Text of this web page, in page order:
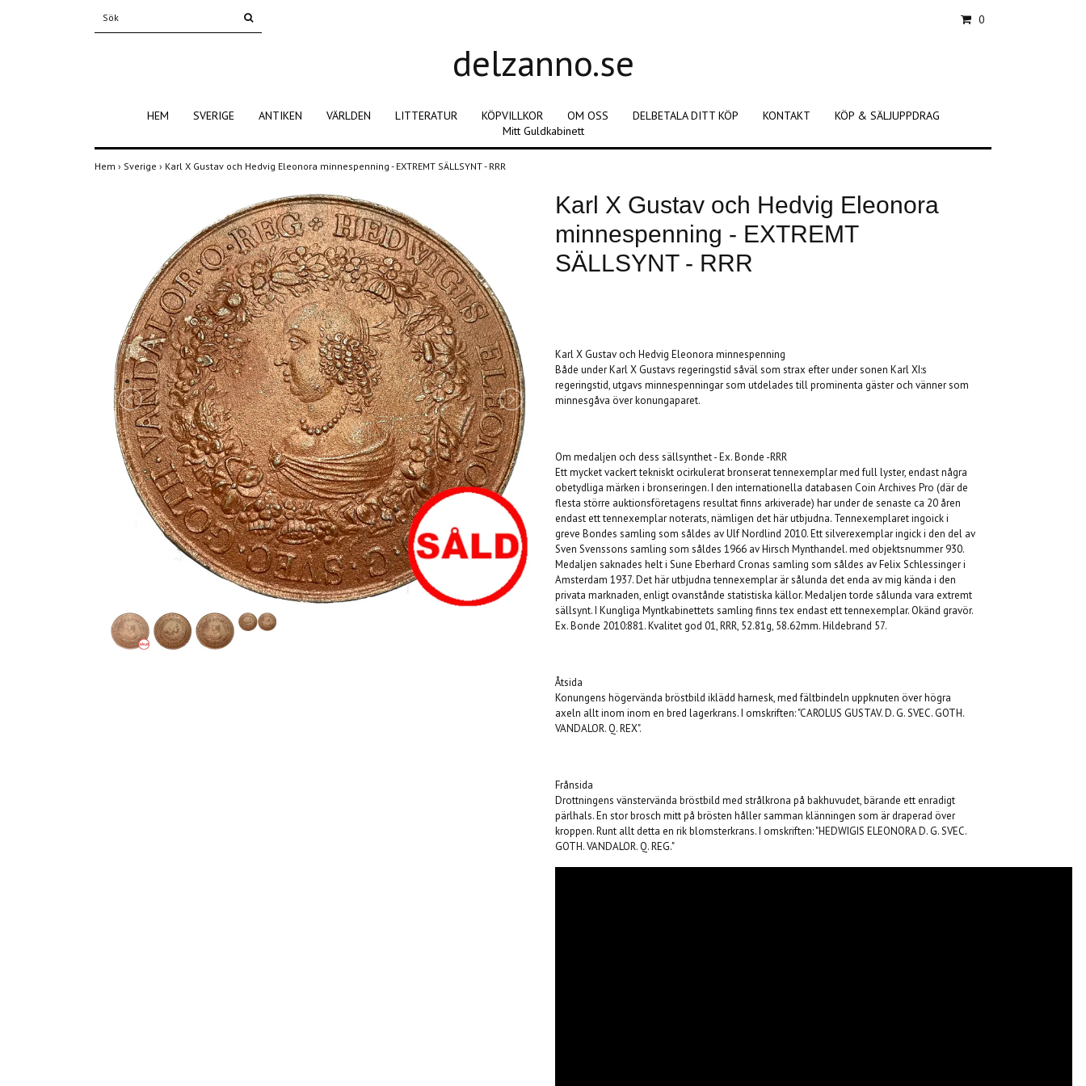
0
delzanno.se
HEM SVERIGE ANTIKEN VÄRLDEN LITTERATUR KÖPVILLKOR OM OSS DELBETALA DITT KÖP KONTAKT
KÖP & SÄLJUPPDRAG
Mitt Guldkabinett
Hem › Sverige › Karl X Gustav och Hedvig Eleonora minnespenning - EXTREMT SÄLLSYNT - RRR
Karl X Gustav och Hedvig Eleonora
minnespenning - EXTREMT
SÄLLSYNT - RRR
Karl X Gustav och Hedvig Eleonora minnespenning
Både under Karl X Gustavs regeringstid såväl som strax efter under sonen Karl XI:s
regeringstid, utgavs minnespenningar som utdelades till prominenta gäster och vänner som
minnesgåva över konungaparet.
Om medaljen och dess sällsynthet - Ex. Bonde -RRR
Ett mycket vackert tekniskt ocirkulerat bronserat tennexemplar med full lyster, endast några
obetydliga märken i bronseringen. I den internationella databasen Coin Archives Pro (där de
flesta större auktionsföretagens resultat finns arkiverade) har under de senaste ca 20 åren
endast ett tennexemplar noterats, nämligen det här utbjudna. Tennexemplaret ingoick i
greve Bondes samling som såldes av Ulf Nordlind 2010. Ett silverexemplar ingick i den del av
Sven Svenssons samling som såldes 1966 av Hirsch Mynthandel. med objektsnummer 930.
Medaljen saknades helt i Sune Eberhard Cronas samling som såldes av Felix Schlessinger i
Amsterdam 1937. Det här utbjudna tennexemplar är sålunda det enda av mig kända i den
privata marknaden, enligt ovanstånde statistiska källor. Medaljen torde sålunda vara extremt
sällsynt. I Kungliga Myntkabinettets samling finns tex endast ett tennexemplar. Okänd gravör.
Ex. Bonde 2010:881. Kvalitet god 01, RRR, 52.81g, 58.62mm. Hildebrand 57.
Åtsida
Konungens högervända bröstbild iklädd harnesk, med fältbindeln uppknuten över högra
axeln allt inom inom en bred lagerkrans. I omskriften: "CAROLUS GUSTAV. D. G. SVEC. GOTH.
VANDALOR. Q. REX".
Frånsida
Drottningens vänstervända bröstbild med strålkrona på bakhuvudet, bärande ett enradigt
pärlhals. En stor brosch mitt på brösten håller samman klänningen som är draperad över
kroppen. Runt allt detta en rik blomsterkrans. I omskriften: "HEDWIGIS ELEONORA D. G. SVEC.
GOTH. VANDALOR. Q. REG."